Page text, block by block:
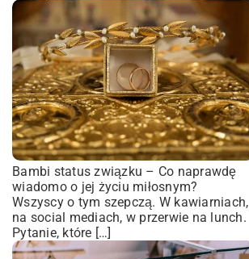
Bambi status związku – Co naprawdę
wiadomo o jej życiu miłosnym?
Wszyscy o tym szepczą. W kawiarniach,
na social mediach, w przerwie na lunch.
Pytanie, które […]